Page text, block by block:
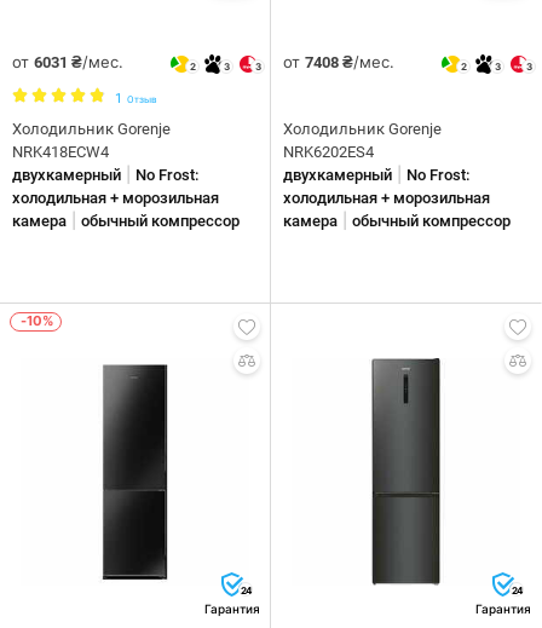
от 6031 ₴/мес. 2 3 3
1 Отзыв
Холодильник Gorenje
NRK418ECW4
двухкамерный
No Frost:
холодильная + морозильная
камера
обычный компрессор
от 7408 ₴/мес. 2 3 3
Холодильник Gorenje
NRK6202ES4
двухкамерный
No Frost:
холодильная + морозильная
камера
обычный компрессор
-10%
24
Гарантия
24
Гарантия